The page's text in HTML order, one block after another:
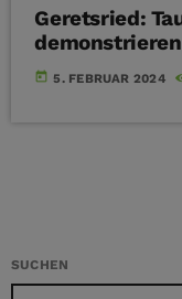
Geretsried:
today 5. FEBRUAR 2024
SUCHEN